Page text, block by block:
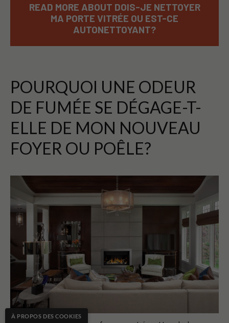
READ MORE ABOUT DOIS-JE NETTOYER
MA PORTE VITRÉE OU EST-CE
AUTONETTOYANT?
POURQUOI UNE ODEUR
DE FUMÉE SE DÉGAGE-T-
ELLE DE MON NOUVEAU
FOYER OU POÊLE?
À PROPOS DES COOKIES